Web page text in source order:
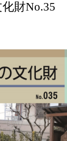
財No.35